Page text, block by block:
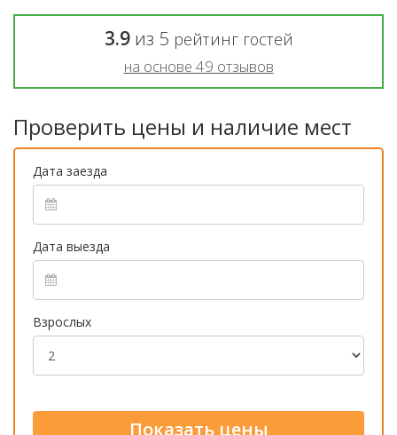
3.9из 5 рейтинг гостей
на основе 49 отзывов
Проверить цены и наличие мест
Дата заезда
Дата выезда
Взрослых